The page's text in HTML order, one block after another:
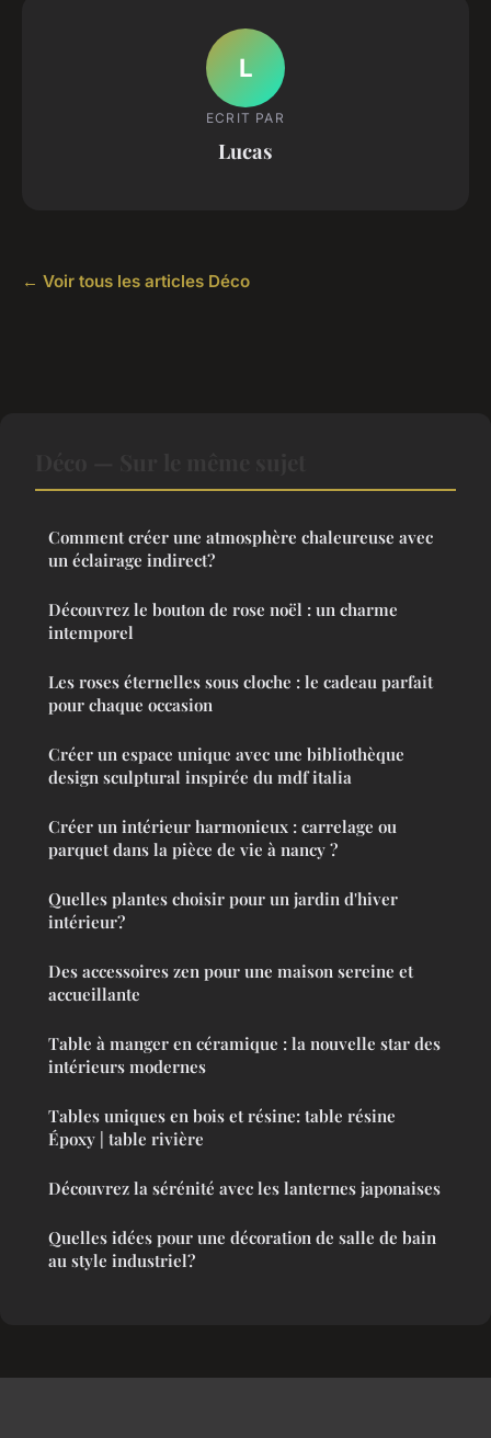
L
ECRIT PAR
Lucas
← Voir tous les articles Déco
Comment créer une atmosphère chaleureuse avec
un éclairage indirect?
Découvrez le bouton de rose noël : un charme
intemporel
Les roses éternelles sous cloche : le cadeau parfait
pour chaque occasion
Créer un espace unique avec une bibliothèque
design sculptural inspirée du mdf italia
Créer un intérieur harmonieux : carrelage ou
parquet dans la pièce de vie à nancy ?
Quelles plantes choisir pour un jardin d'hiver
intérieur?
Des accessoires zen pour une maison sereine et
accueillante
Table à manger en céramique : la nouvelle star des
intérieurs modernes
Tables uniques en bois et résine: table résine
Époxy | table rivière
Découvrez la sérénité avec les lanternes japonaises
Quelles idées pour une décoration de salle de bain
au style industriel?